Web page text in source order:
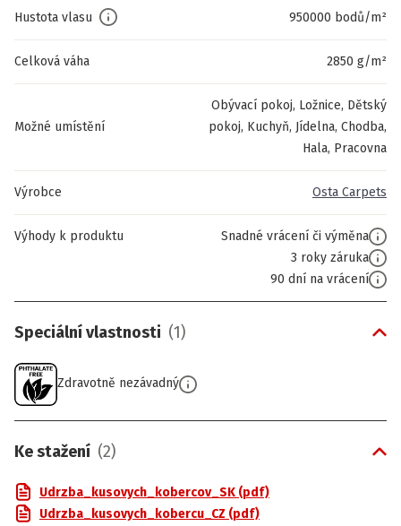
Hustota vlasu 950000 bodů/m²
Celková váha 2850 g/m²
Možné umístění
Obývací pokoj, Ložnice, Dětský
pokoj, Kuchyň, Jídelna, Chodba,
Hala, Pracovna
Výrobce Osta Carpets
Výhody k produktu
Snadné vrácení či výměna
3 roky záruka
90 dní na vrácení
Speciální vlastnosti (1)
Zdravotně nezávadný
Ke stažení (2)
Udrzba_kusovych_kobercov_SK (pdf)
Udrzba_kusovych_kobercu_CZ (pdf)